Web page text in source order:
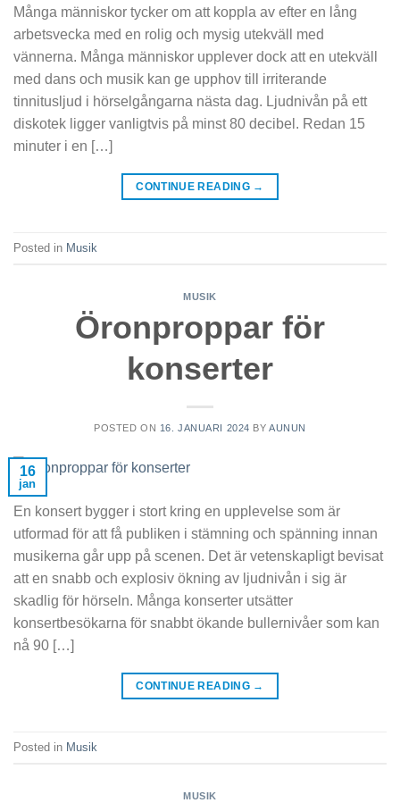
Många människor tycker om att koppla av efter en lång
arbetsvecka med en rolig och mysig utekväll med
vännerna. Många människor upplever dock att en utekväll
med dans och musik kan ge upphov till irriterande
tinnitusljud i hörselgångarna nästa dag. Ljudnivån på ett
diskotek ligger vanligtvis på minst 80 decibel. Redan 15
minuter i en […]
CONTINUE READING →
Posted in Musik
MUSIK
Öronproppar för
konserter
POSTED ON 16. JANUARI 2024 BY AUNUN
16
jan
En konsert bygger i stort kring en upplevelse som är
utformad för att få publiken i stämning och spänning innan
musikerna går upp på scenen. Det är vetenskapligt bevisat
att en snabb och explosiv ökning av ljudnivån i sig är
skadlig för hörseln. Många konserter utsätter
konsertbesökarna för snabbt ökande bullernivåer som kan
nå 90 […]
CONTINUE READING →
Posted in Musik
MUSIK